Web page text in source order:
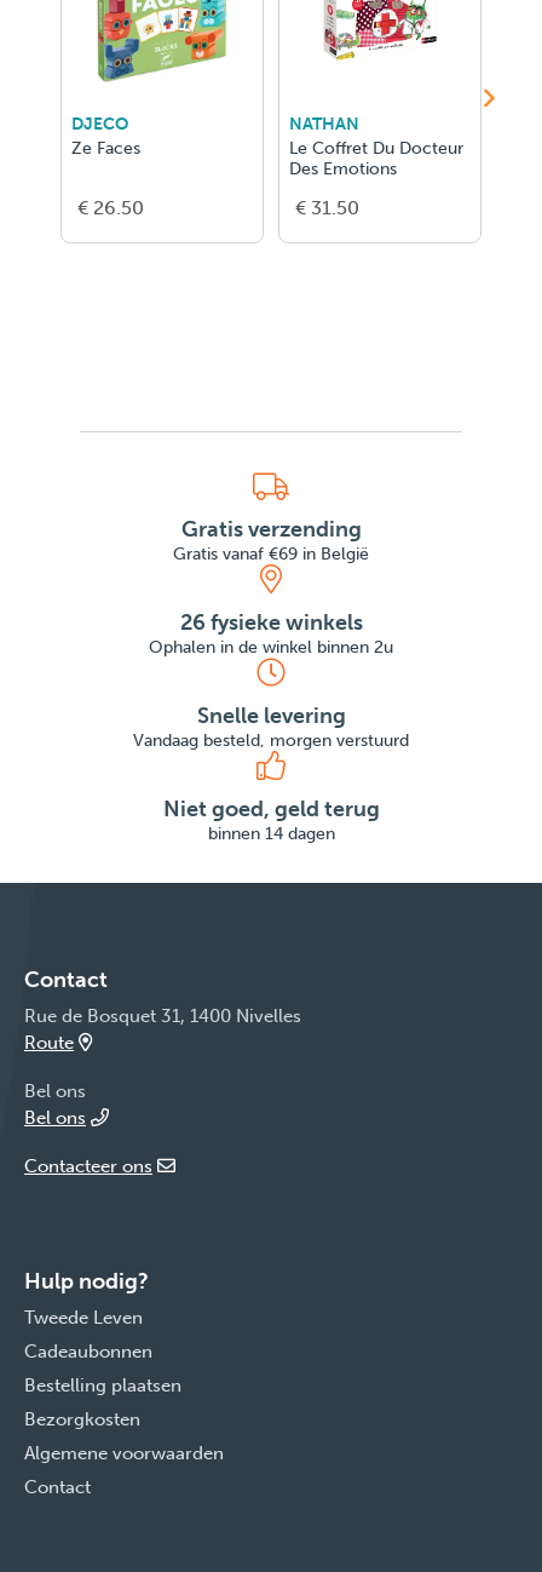
DJECO
Ze Faces
€ 26.50
NATHAN
Le Coffret Du Docteur
Des Emotions
€ 31.50
Gratis verzending
Gratis vanaf €69 in België
26 fysieke winkels
Ophalen in de winkel binnen 2u
Snelle levering
Vandaag besteld, morgen verstuurd
Niet goed, geld terug
binnen 14 dagen
Contact
Rue de Bosquet 31, 1400 Nivelles
Route
Bel ons
Bel ons
Contacteer ons
Hulp nodig?
Tweede Leven
Cadeaubonnen
Bestelling plaatsen
Bezorgkosten
Algemene voorwaarden
Contact